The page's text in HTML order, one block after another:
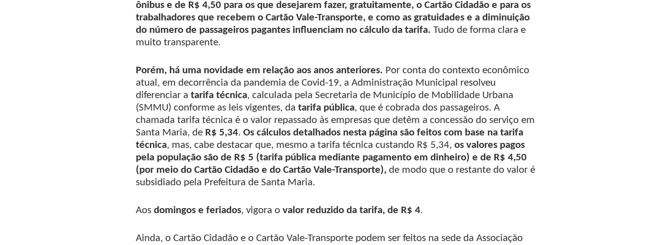
ônibus e de R$ 4,50 para os que desejarem fazer, gratuitamente, o Cartão Cidadão e para os
trabalhadores que recebem o Cartão Vale-Transporte, e como as gratuidades e a diminuição
do número de passageiros pagantes influenciam no cálculo da tarifa. Tudo de forma clara e
muito transparente.
Porém, há uma novidade em relação aos anos anteriores. Por conta do contexto econômico
atual, em decorrência da pandemia de Covid-19, a Administração Municipal resolveu
diferenciar a tarifa técnica, calculada pela Secretaria de Município de Mobilidade Urbana
(SMMU) conforme as leis vigentes, da tarifa pública, que é cobrada dos passageiros. A
chamada tarifa técnica é o valor repassado às empresas que detêm a concessão do serviço em
Santa Maria, de R$ 5,34. Os cálculos detalhados nesta página são feitos com base na tarifa
técnica, mas, cabe destacar que, mesmo a tarifa técnica custando R$ 5,34, os valores pagos
pela população são de R$ 5 (tarifa pública mediante pagamento em dinheiro) e de R$ 4,50
(por meio do Cartão Cidadão e do Cartão Vale-Transporte), de modo que o restante do valor é
subsidiado pela Prefeitura de Santa Maria.
Aos domingos e feriados, vigora o valor reduzido da tarifa, de R$ 4.
Ainda, o Cartão Cidadão e o Cartão Vale-Transporte podem ser feitos na sede da Associação